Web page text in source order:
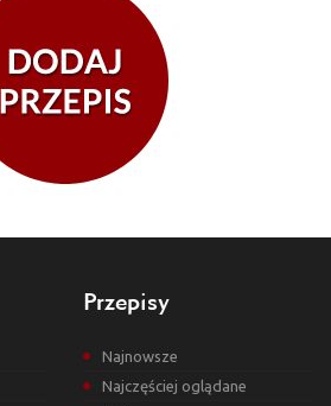
Przepisy
Najnowsze
Najczęściej oglądane